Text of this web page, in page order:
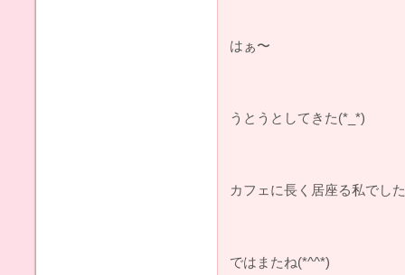
はぁ〜
うとうとしてきた(*_*)
カフェに長く居座る私でし
ではまたね(*^^*)